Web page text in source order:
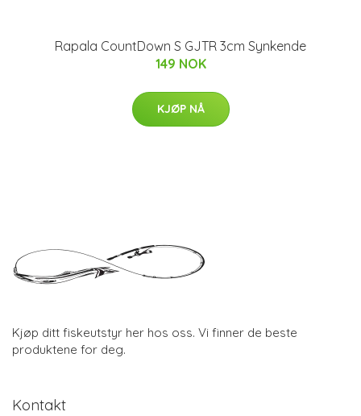
Rapala CountDown S GJTR 3cm Synkende
149 NOK
KJØP NÅ
Kjøp ditt fiskeutstyr her hos oss. Vi finner de beste
produktene for deg.
Kontakt